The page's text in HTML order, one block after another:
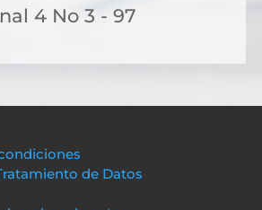
4 No 3 - 97
de Datos